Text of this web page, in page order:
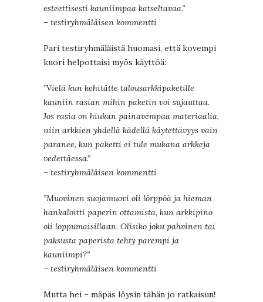
esteettisesti kauniimpaa katseltavaa.”
– testiryhmäläisen kommentti
Pari testiryhmäläistä huomasi, että kovempi
kuori helpottaisi myös käyttöä:
”Vielä kun kehitätte talousarkkipaketille
kauniin rasian mihin paketin voi sujauttaa.
Jos rasia on hiukan painavempaa materiaalia,
niin arkkien yhdellä kädellä käytettävyys vain
paranee, kun paketti ei tule mukana arkkeja
vedettäessa.”
– testiryhmäläisen kommentti
”Muovinen suojamuovi oli lörppöä ja hieman
hankaloitti paperin ottamista, kun arkkipino
oli loppumaisillaan. Olisiko joku pahvinen tai
paksusta paperista tehty parempi ja
kauniimpi?”
– testiryhmäläisen kommentti
Mutta hei – mäpäs löysin tähän jo ratkaisun!